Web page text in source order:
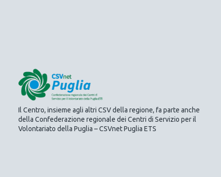
Il Centro, insieme agli altri CSV della regione, fa parte anche
della Confederazione regionale dei Centri di Servizio per il
Volontariato della Puglia – CSVnet Puglia ETS